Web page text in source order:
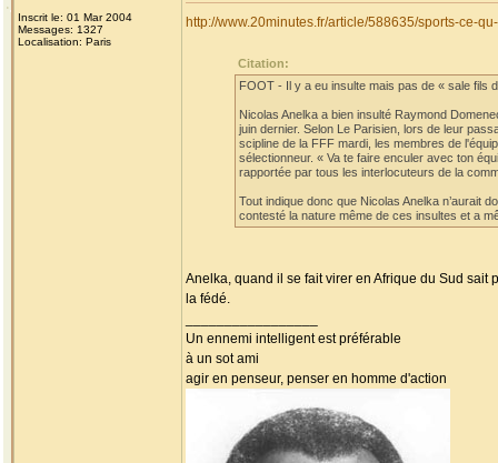
Inscrit le: 01 Mar 2004
Messages: 1327
Localisation: Paris
http://www.20minutes.fr/article/588635/sports-ce-
Citation:
FOOT - Il y a eu insulte mais pas de « sale fils
Nicolas Anelka a bien insulté Raymond
juin dernier. Selon Le Parisien, lors de leur
scipline de la FFF mardi, les membres de
sélectionneur. « Va te faire enculer avec ton
rapportée par tous les interlocuteurs de la
Tout indique donc que Nicolas Anelka n’aurait
contesté la nature même de ces insultes et a
Anelka, quand il se fait virer en Afrique du Sud
la fédé.
Un ennemi intelligent est préférable
à un sot ami
agir en penseur, penser en homme d'action